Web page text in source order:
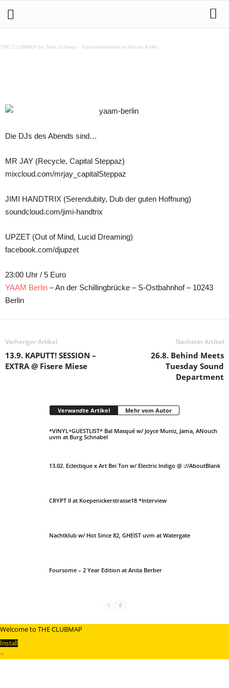
THE CLUBMAP by Jens Schwan · Kassettenkinder im House Keller
28.8 STEP HIGHER RE-OPENING – DRUM & BASS ON
Die DJs des Abends sind…
MR JAY (Recycle, Capital Steppaz)
mixcloud.com/mrjay_capitalSteppaz
JIMI HANDTRIX (Serendubity, Dub der guten Hoffnung)
soundcloud.com/jimi-handtrix
UPZET (Out of Mind, Lucid Dreaming)
facebook.com/djupzet
23:00 Uhr / 5 Euro
YAAM Berlin – An der Schillingbrücke – S-Ostbahnhof – 10243
Berlin
Vorheriger Artikel
13.9. KAPUTT! SESSION –
EXTRA @ Fisere Miese
Nächster Artikel
26.8. Behind Meets
Tuesday Sound
Department
Verwandte Artikel Mehr vom Autor
*VINYL+GUESTLIST* Bal Masqué w/ Joyce Muniz, Jama, ANouch
uvm at Burg Schnabel
13.02. Eclectique x Art Bei Ton w/ Electric Indigo @ ://AboutBlank
CRYPT II at Koepenickerstrasse18 *Interview
Nachtklub w/ Hot Since 82, GHEIST uvm at Watergate
Foursome – 2 Year Edition at Anita Berber
Welcome to THE CLUBMAP
Install
×